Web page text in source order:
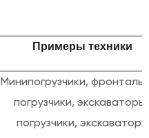
Примеры техники
Минипогрузчики,
погрузчики,
погрузчики, экскаваторы